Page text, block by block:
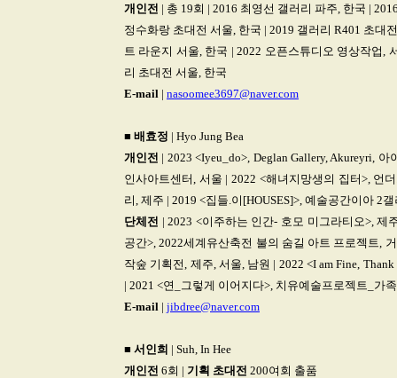
개인전 | 총 19회 | 2016 최영선 갤러리 파주, 한국 |
정수화랑 초대전 서울, 한국 | 2019 갤러리 R401 초대
트 라운지 서울, 한국 | 2022 오픈스튜디오 영상작업,
리 초대전 서울, 한국
E-mail | nasoomee3697@naver.com
■ 배효정 | Hyo Jung Bea
개인전 | 2023 <Iyeu_do>, Deglan Gallery, Akureyri,
인사아트센터, 서울 | 2022 <해녀지망생의 집터>, 언
리, 제주 | 2019 <집들.이[HOUSES]>, 예술공간이아 2
단체전 | 2023 <이주하는 인간- 호모 미그라티오>,
공간>, 2022세계유산축전 불의 숨길 아트 프로젝트,
작숲 기획전, 제주, 서울, 남원 | 2022 <I am Fine,
| 2021 <연_그렇게 이어지다>, 치유예술프로젝트_가
E-mail | jibdree@naver.com
■ 서인희 | Suh, In Hee
개인전 6회 | 기획 초대전 200여회 출품